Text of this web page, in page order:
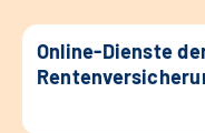
Online-Dienste